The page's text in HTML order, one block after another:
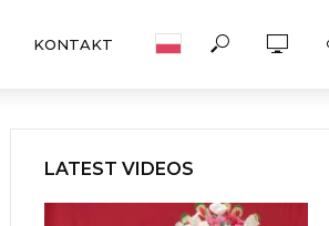
KONTAKT
LATEST VIDEOS